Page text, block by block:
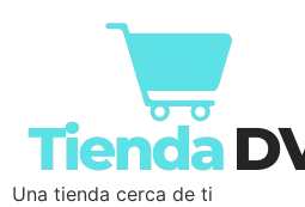
Una tienda cerca de ti